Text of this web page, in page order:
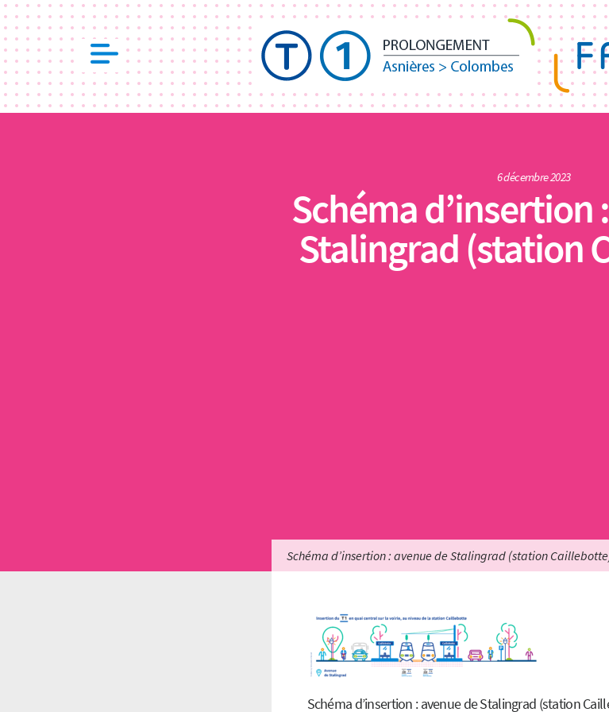
6 décembre 2023
Schéma d’insertion
Stalingrad (station
Schéma d’insertion : avenue de Stalingrad (station
Schéma d’insertion : avenue de Stalingrad (station